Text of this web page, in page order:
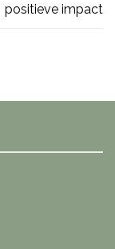
positieve impact